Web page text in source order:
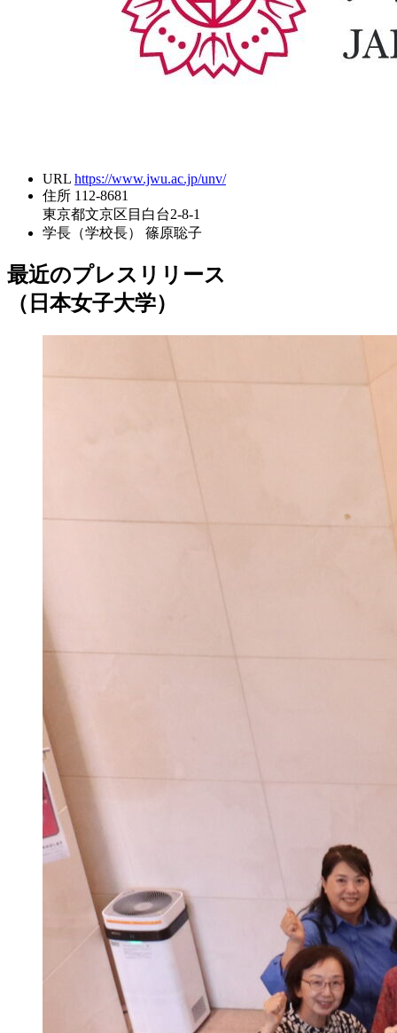
URL https://www.jwu.ac.jp/unv/
住所 112-8681
東京都文京区目白台2-8-1
学長（学校長）
篠原聡子
最近のプレスリリース
（日本女子大学）